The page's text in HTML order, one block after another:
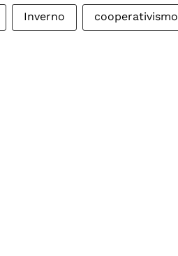
Inverno cooperativismo